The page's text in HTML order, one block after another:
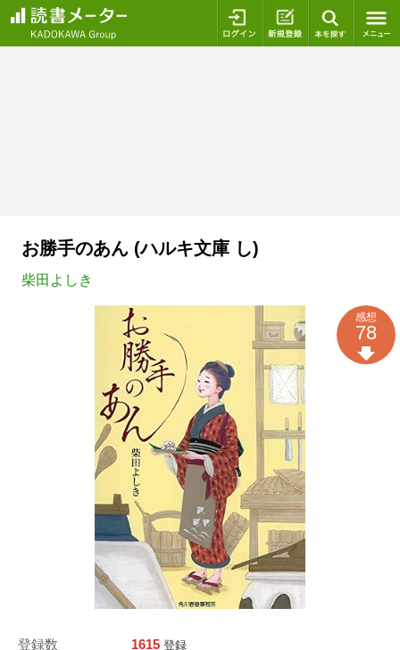
ログイン 新規登録
お勝手のあん (ハルキ文庫 し)
柴田よしき
登録数 1615 登録
感想
78